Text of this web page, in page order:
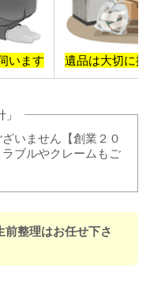
います 遺品は大切に
いません【創業２０
ブルやクレームもご
前整理はお任せ下さ